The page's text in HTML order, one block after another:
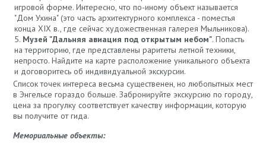
игровой форме. Интересно, что по-иному объект называется
"Дом Ухина" (это часть архитектурного комплекса - поместья
конца XIX в., где сейчас художественная галерея Мыльникова).
Музей "Дальняя авиация под открытым небом". Попасть
на территорию, где представлены раритеты летной техники,
непросто. Найдите на карте расположение уникального объекта
и договоритесь об индивидуальной экскурсии.
Список точек интереса весьма существенен, но любопытных мест
в Энгельсе гораздо больше. Забронируйте экскурсию по городу,
цена за прогулку соответствует качеству информации, которую
вы получите от гида.
Мемориальные объекты: